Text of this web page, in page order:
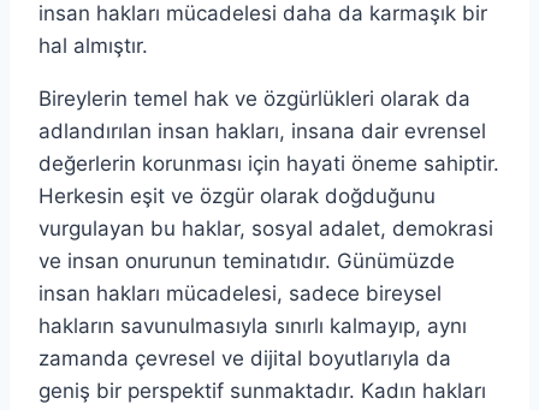
insan hakları mücadelesi daha da karmaşık bir
hal almıştır.
Bireylerin temel hak ve özgürlükleri olarak da
adlandırılan insan hakları, insana dair evrensel
değerlerin korunması için hayati öneme sahiptir.
Herkesin eşit ve özgür olarak doğduğunu
vurgulayan bu haklar, sosyal adalet, demokrasi
ve insan onurunun teminatıdır. Günümüzde
insan hakları mücadelesi, sadece bireysel
hakların savunulmasıyla sınırlı kalmayıp, aynı
zamanda çevresel ve dijital boyutlarıyla da
geniş bir perspektif sunmaktadır. Kadın hakları